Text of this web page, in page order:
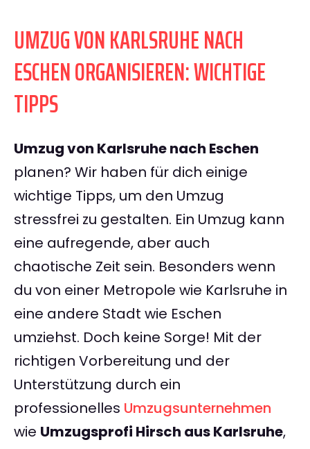
UMZUG VON KARLSRUHE NACH
ESCHEN ORGANISIEREN: WICHTIGE
TIPPS
Umzug von Karlsruhe nach Eschen
planen? Wir haben für dich einige
wichtige Tipps, um den Umzug
stressfrei zu gestalten. Ein Umzug kann
eine aufregende, aber auch
chaotische Zeit sein. Besonders wenn
du von einer Metropole wie Karlsruhe in
eine andere Stadt wie Eschen
umziehst. Doch keine Sorge! Mit der
richtigen Vorbereitung und der
Unterstützung durch ein
professionelles Umzugsunternehmen
wie Umzugsprofi Hirsch aus Karlsruhe,